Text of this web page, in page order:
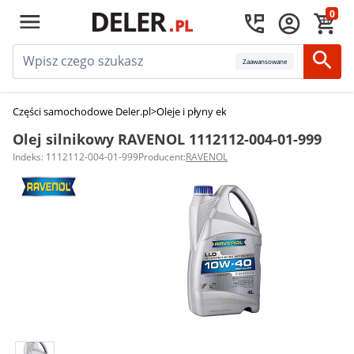
0
Zaawansowane
Części samochodowe Deler.pl>Oleje i płyny eksploatacyjne
Olej silnikowy RAVENOL 1112112-004-01-999
Indeks: 1112112-004-01-999Producent:RAVENOL